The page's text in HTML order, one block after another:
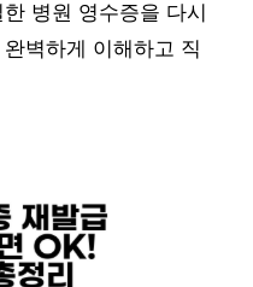
병원 영수증을 다시
벽하게 이해하고 직